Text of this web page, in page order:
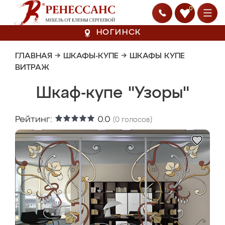
0
НОГИНСК
ГЛАВНАЯ → ШКАФЫ-КУПЕ → ШКАФЫ КУПЕ
ВИТРАЖ
Шкаф-купе "Узоры"
Рейтинг: 0.0 (0 голосов)